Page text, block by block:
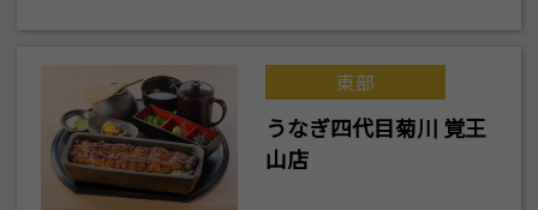
東部
うなぎ四代目菊川 覚王
山店